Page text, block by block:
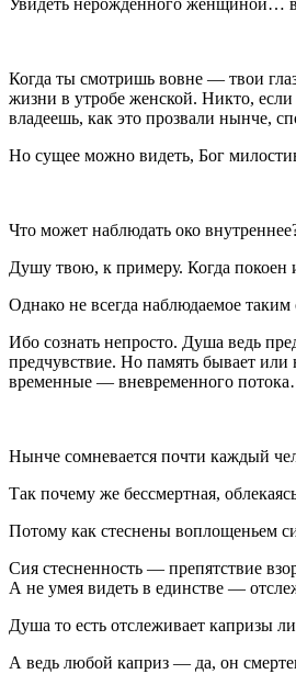
Увидеть нерожденного
Когда ты смотришь вовне — твои
жизни в утробе женской. Никто,
владеешь, как это прозвали нынче,
Но сущее можно видеть, Бог
Что может наблюдать око
Душу твою, к примеру. Когда
Однако не всегда наблюдаемое
Ибо сознать непросто. Душа ведь
предчувствие. Но память бывает
временные — вневременного потока
Нынче сомневается почти каждый
Так почему же бессмертная,
Потому как стеснены воплощеньем
Сия стесненность — препятствие
А не умея видеть в единстве —
Душа то есть отслеживает капризы
А ведь любой каприз — да, он